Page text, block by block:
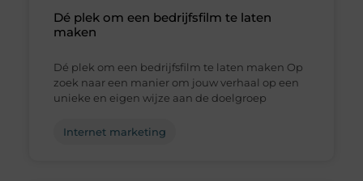
Dé plek om een bedrijfsfilm te laten
maken
Dé plek om een bedrijfsfilm te laten maken Op
zoek naar een manier om jouw verhaal op een
unieke en eigen wijze aan de doelgroep
Internet marketing